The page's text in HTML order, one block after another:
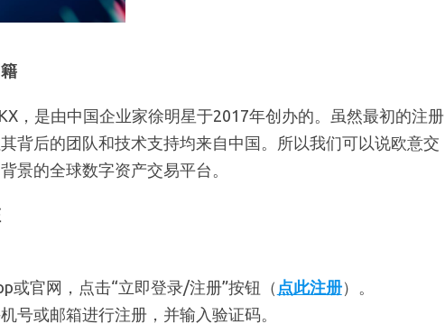
，是由中国企业家徐明星于2017年创办的。虽然最初的注册
背后的团队和技术支持均来自中国。所以我们可以说欧意交
景的全球数字资产交易平台。
或官网，点击“立即登录/注册”按钮（ 点此注册）。
号或邮箱进行注册，并输入验证码。